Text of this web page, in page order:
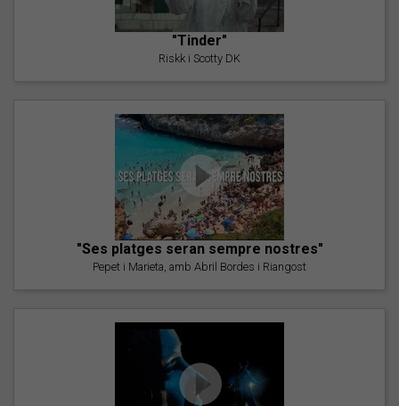
"Tinder"
Riskk i Scotty DK
"Ses platges seran sempre nostres"
Pepet i Marieta, amb Abril Bordes i Riangost